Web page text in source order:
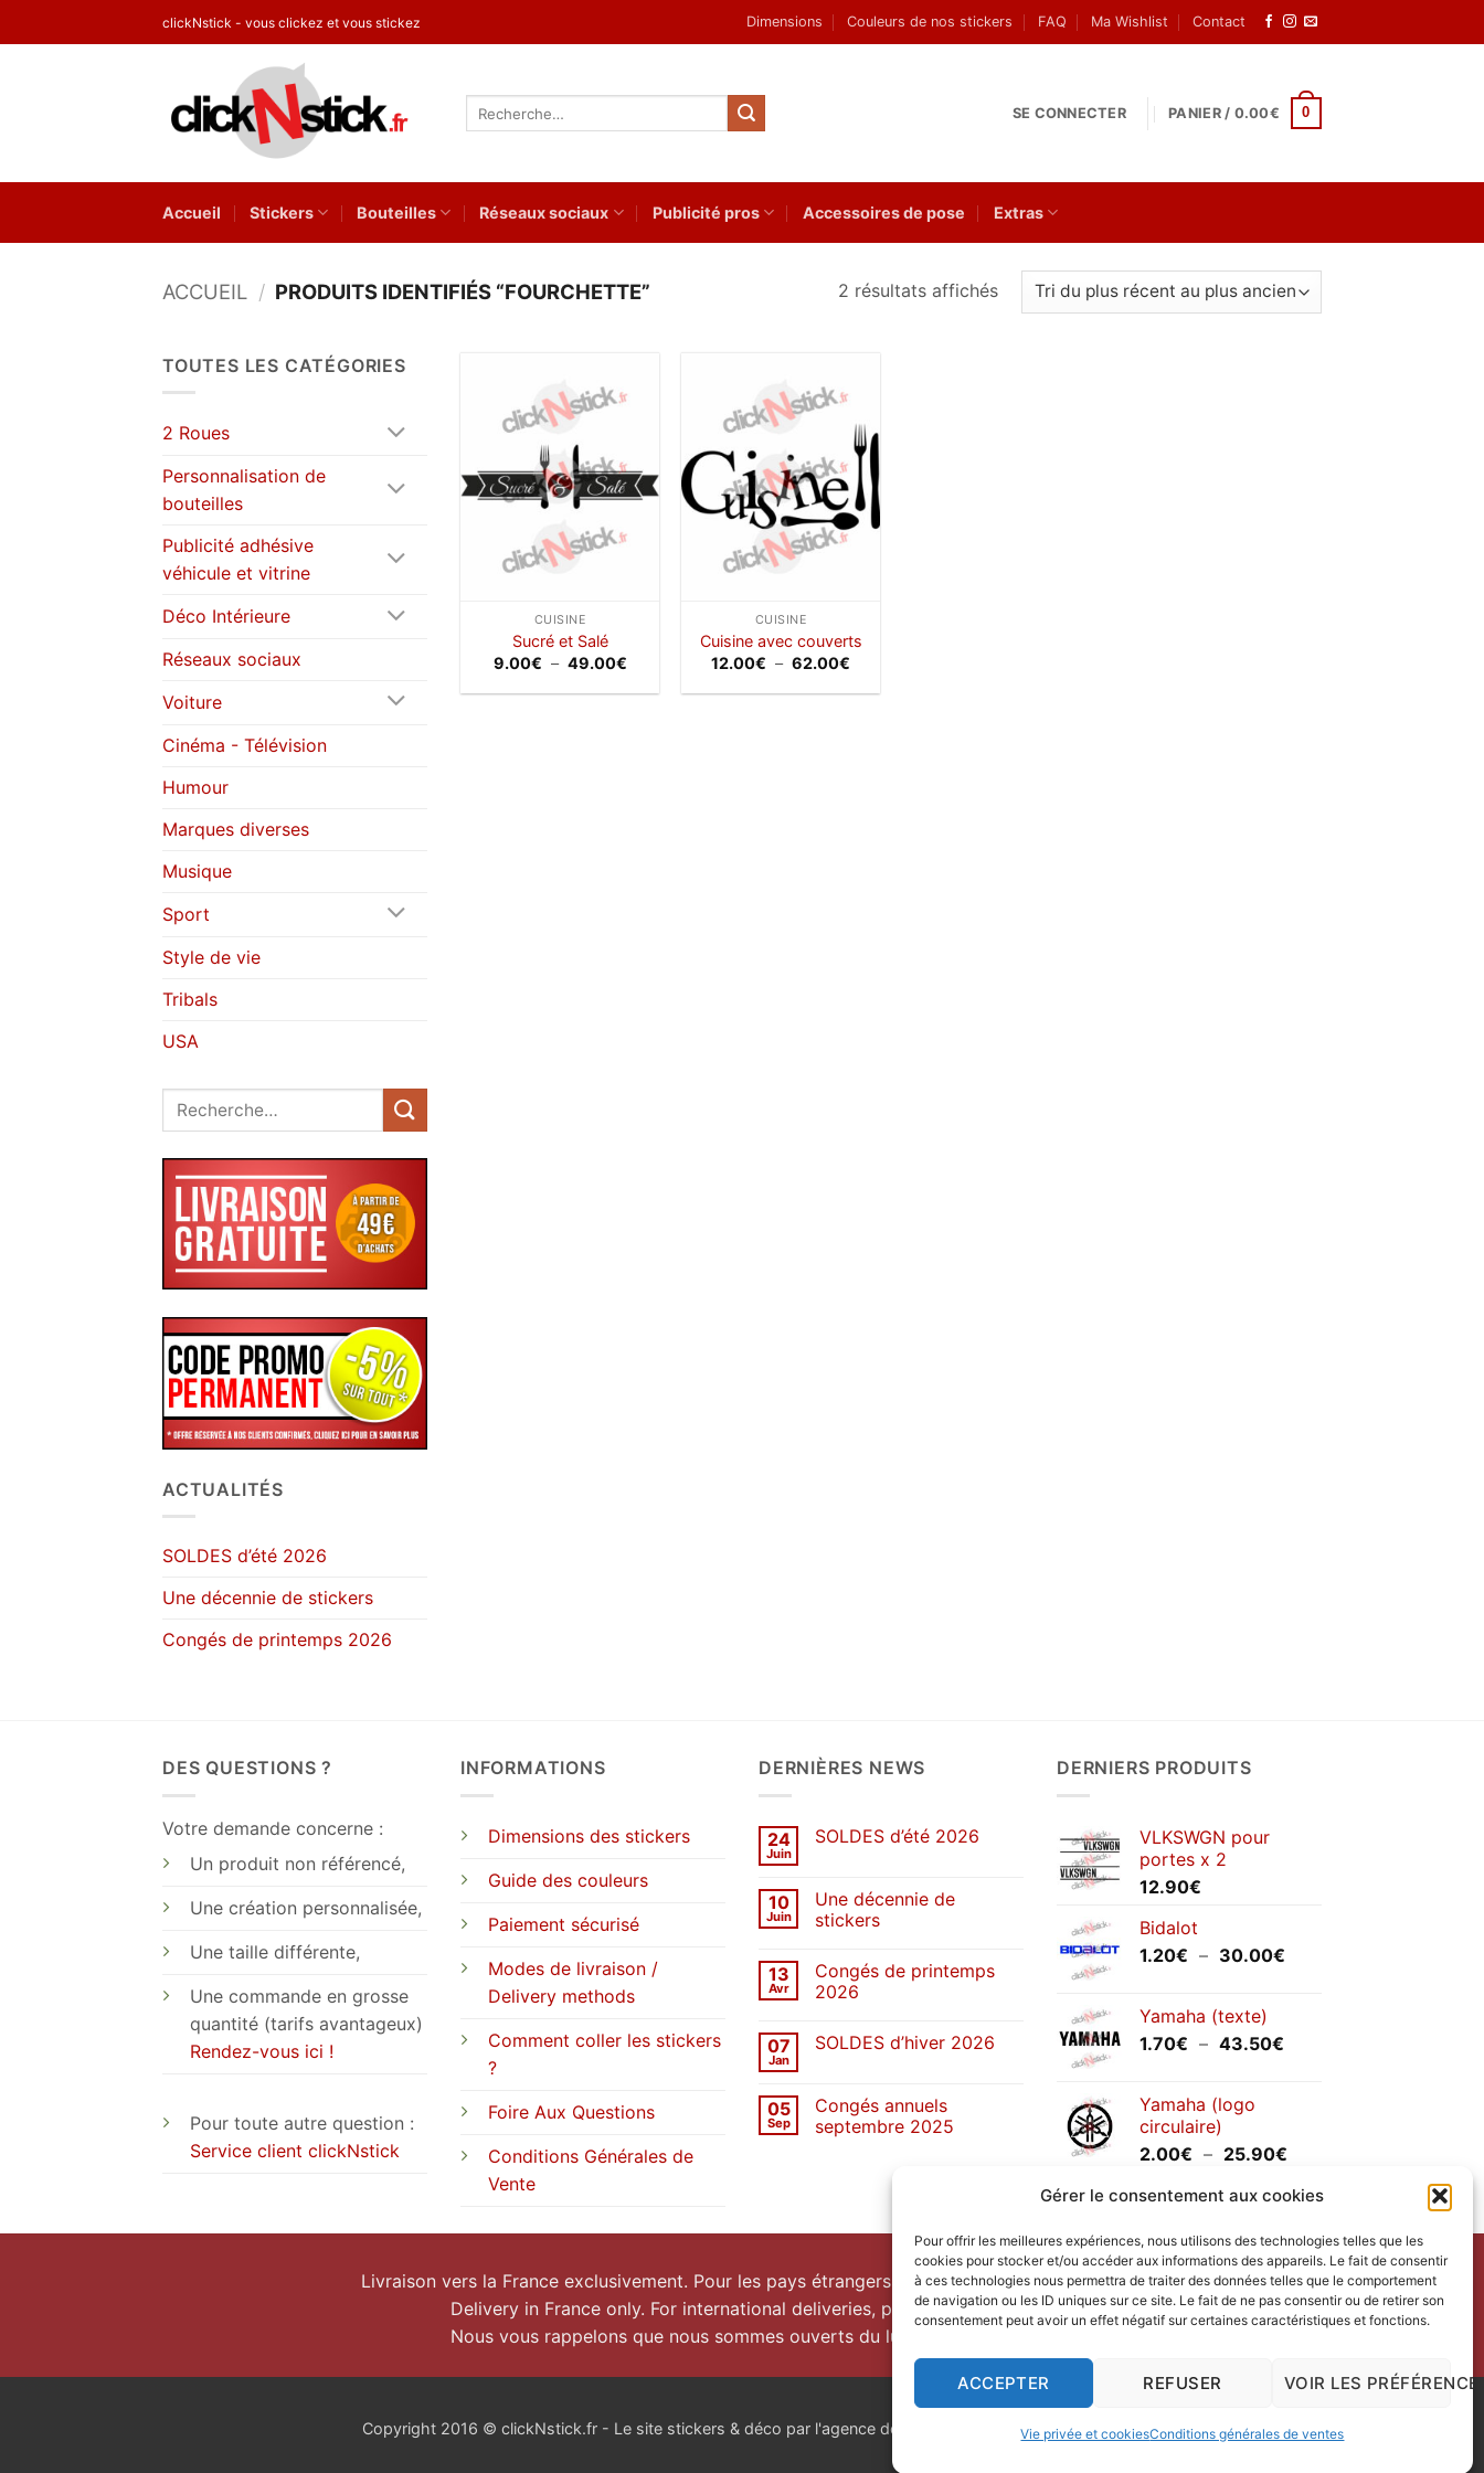
Gérer le consentement aux cookies
Pour offrir les meilleures expériences, nous utilisons des technologies telles que les
cookies pour stocker et/ou accéder aux informations des appareils. Le fait de consentir
à ces technologies nous permettra de traiter des données telles que le comportement
de navigation ou les ID uniques sur ce site. Le fait de ne pas consentir ou de retirer son
consentement peut avoir un effet négatif sur certaines caractéristiques et fonctions.
ACCEPTER REFUSER VOIR LES
Vie privée et cookiesConditions générales de ventes
au
clickNstick - vous clickez et vous stickez Dimensions Couleurs de nos stickers FAQ Ma Wishlist Contact
SE CONNECTER PANIER / 0.00€ 0
Accueil Stickers Bouteilles Réseaux sociaux Publicité pros Accessoires de pose Extras
ACCUEIL / PRODUITS IDENTIFIÉS “FOURCHETTE” 2 résultats affichésTrié
TOUTES LES CATÉGORIES
2 Roues
Personnalisation de
bouteilles
Publicité adhésive
véhicule et vitrine
Déco Intérieure
Réseaux sociaux
Voiture
Cinéma - Télévision
Humour
Marques diverses
Musique
Sport
Style de vie
Tribals
USA
Recherche
ACTUALITÉS
SOLDES d’été 2026
Une décennie de stickers
Congés de printemps 2026
CUISINE
Sucré et Salé
9.00€ – 49.00€Plage
prix :
wishlist
CUISINE
Cuisine avec couverts
12.00€ – 62.00€
prix :
DES QUESTIONS ?
Votre demande concerne :
Un produit non référencé,
Une création personnalisée,
Une taille différente,
Une commande en grosse
quantité (tarifs avantageux)
Rendez-vous ici !
Pour toute autre question :
Service client clickNstick
INFORMATIONS
Dimensions des stickers
Guide des couleurs
Paiement sécurisé
Modes de livraison /
Delivery methods
Comment coller les stickers
?
Foire Aux Questions
Conditions Générales de
Vente
DERNIÈRES NEWS
24
Juin
SOLDES d’été 2026
SOLDES
d’été
2026
10
Juin
Une décennie de
stickers
sur
Une
décennie
13
Avr
Congés de printemps
2026
sur
2026
07
Jan
SOLDES d’hiver 2026
SOLDES
d’hiver
2026
05
Sep
Congés annuels
septembre 2025
2025
DERNIERS PRODUITS
VLKSWGN pour
portes x 2
12.90€
Bidalot
1.20€ – 30.00€
Yamaha (texte)
1.70€ – 43.50€
43.50€
Yamaha (logo
circulaire)
2.00€ – 25.90€
prix :
à
25.90€
Livraison vers la France exclusivement. Pour les pays étrangers, prenezcontactavec nous.
Delivery in France only. For international deliveries, pleasecontact us.
Nous vous rappelons que nous sommes ouverts du lundi au vendredi.
Copyright 2016 © clickNstick.fr - Le site stickers & déco par l'agence de publicité nk Design |